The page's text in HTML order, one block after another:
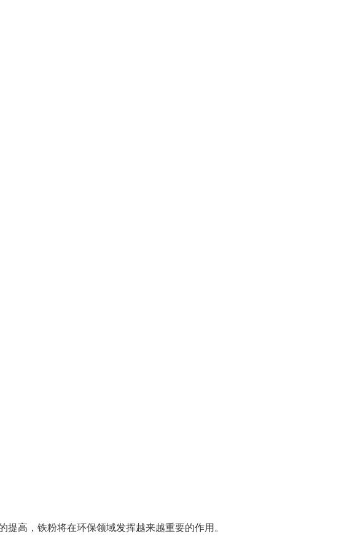
高，铁粉将在环保领域发挥越来越重要的作用。